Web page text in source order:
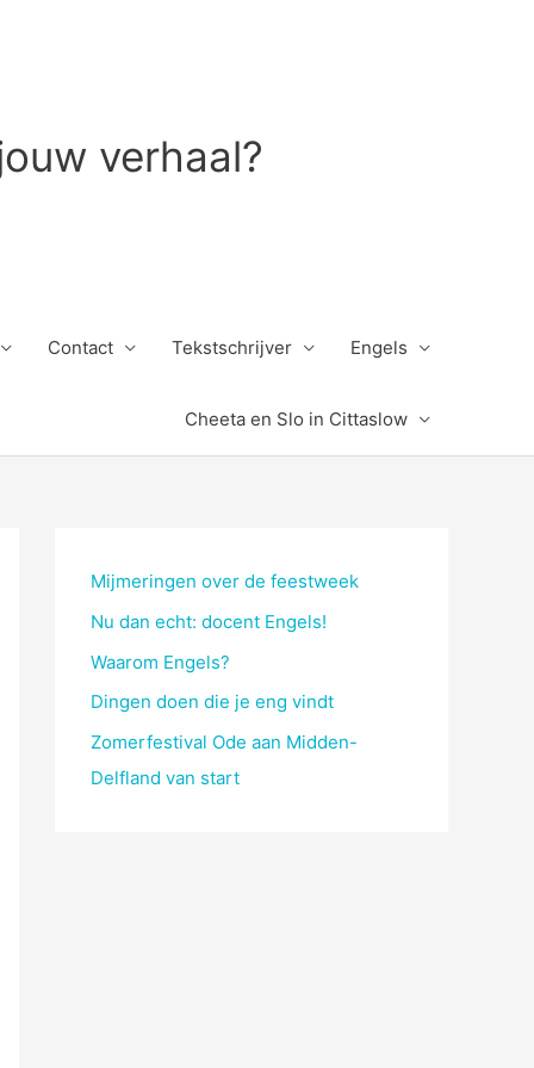
verhaal?
Contact Tekstschrijver Engels
Cheeta en Slo in Cittaslow
Mijmeringen over de feestweek
Nu dan echt: docent Engels!
Waarom Engels?
Dingen doen die je eng vindt
Zomerfestival Ode aan Midden-
Delfland van start